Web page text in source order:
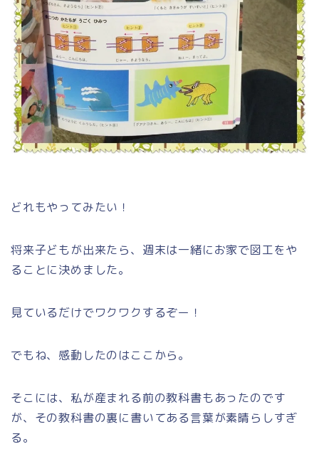
どれもやってみたい！
将来子どもが出来たら、週末は一緒にお家で図工をや
ることに決めました。
見ているだけでワクワクするぞー！
でもね、感動したのはここから。
そこには、私が産まれる前の教科書もあったのです
が、その教科書の裏に書いてある言葉が素晴らしすぎ
る。